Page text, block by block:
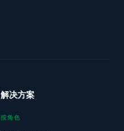
解决方案
按角色